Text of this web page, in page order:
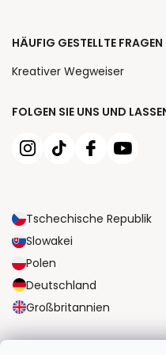
FOLGEN SIE UNS UND
Tschechische Republik
Slowakei
Polen
Deutschland
Großbritannien
HÄUFIG GESTELLTE FRAGEN
Kreativer Wegweiser